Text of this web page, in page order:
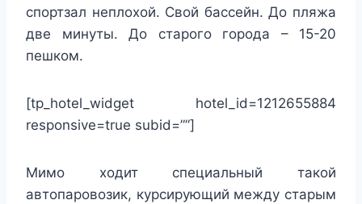
спортзал неплохой. Свой бассейн. До пляжа
две минуты. До старого города – 15-20
пешком.
[tp_hotel_widget hotel_id=1212655884
responsive=true subid=””]
Мимо ходит специальный такой
автопаровозик, курсирующий между старым